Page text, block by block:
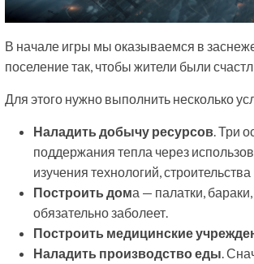
В начале игры мы оказываемся в
поселение так, чтобы жители были
Для этого нужно выполнить несколько
Наладить добычу ресурсов . Три
поддержания тепла через
изучения технологий,
Построить дома — палатки,
обязательно заболеет.
Построить медицинские
Наладить производство еды .